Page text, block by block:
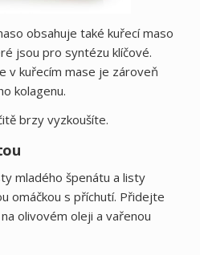
obsahuje také kuřecí maso
jsou pro syntézu klíčové.
v kuřecím mase je zároveň
kolagenu.
brzy vyzkoušíte.
mladého špenátu a listy
omáčkou s příchutí. Přidejte
olivovém oleji a vařenou